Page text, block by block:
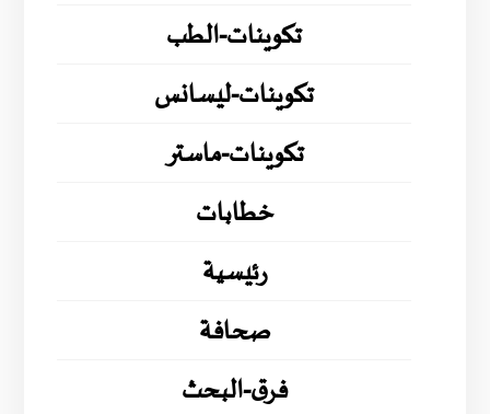
تكوينات-الطب
تكوينات-ليسانس
تكوينات-ماستر
خطابات
رئيسية
صحافة
فرق-البحث